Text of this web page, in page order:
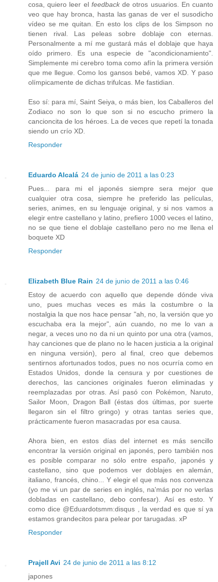
cosa, quiero leer el feedbackde otros usuarios. En cuanto
veo que hay bronca, hasta las ganas de ver el susodicho
vídeo se me quitan. En esto los clips de los Simpson no
tienen rival. Las peleas sobre doblaje con eternas.
Personalmente a mí me gustará más el doblaje que haya
oído primero. Es una especie de "acondicionamiento".
Simplemente mi cerebro toma como afín la primera versión
que me llegue. Como los gansos bebé, vamos XD. Y paso
olímpicamente de dichas trifulcas. Me fastidian.
Eso sí: para mí, Saint Seiya, o más bien, los Caballeros del
Zodiaco no son lo que son si no escucho primero la
cancioncita de los héroes. La de veces que repetí la tonada
siendo un crío XD.
Responder
Eduardo Alcalá 24 de junio de 2011 a las 0:23
Pues... para mi el japonés siempre sera mejor que
cualquier otra cosa, siempre he preferido las películas,
series, animes, en su lenguaje original, y si nos vamos a
elegir entre castellano y latino, prefiero 1000 veces el latino,
no se que tiene el doblaje castellano pero no me llena el
boquete XD
Responder
Elizabeth Blue Rain 24 de junio de 2011 a las 0:46
Estoy de acuerdo con aquello que depende dónde viva
uno, pues muchas veces es más la costumbre o la
nostalgia la que nos hace pensar "ah, no, la versión que yo
escuchaba era la mejor", aún cuando, no me lo van a
negar, a veces uno no da ni un quinto por una otra (vamos,
hay canciones que de plano no le hacen justicia a la original
en ninguna versión), pero al final, creo que debemos
sentirnos afortunados todos, pues no nos ocurría como en
Estados Unidos, donde la censura y por cuestiones de
derechos, las canciones originales fueron eliminadas y
reemplazadas por otras. Así pasó con Pokémon, Naruto,
Sailor Moon, Dragon Ball (éstas dos últimas, por suerte
llegaron sin el filtro gringo) y otras tantas series que,
prácticamente fueron masacradas por esa causa.
Ahora bien, en estos días del internet es más sencillo
encontrar la versión original en japonés, pero también nos
es posible comparar no sólo entre españo, japonés y
castellano, sino que podemos ver doblajes en alemán,
italiano, francés, chino... Y elegir el que más nos convenza
(yo me vi un par de series en inglés, na'más por no verlas
dobladas en castellano, debo confesar). Así es esto. Y
como dice @Eduardotsmm:disqus , la verdad es que sí ya
estamos grandecitos para pelear por tarugadas. xP
Responder
Prajell Avi 24 de junio de 2011 a las 8:12
japones